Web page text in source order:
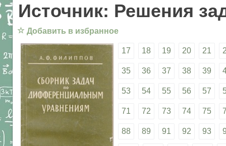
Источник: Решения
☆ Добавить в избранное
17 18 19 20 21
35 36 37 38 39
53 54 55 56 57
71 72 73 74 75
88 89 91 92 93